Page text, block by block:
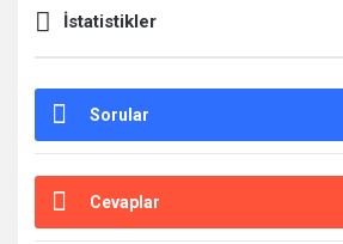
İstatistikler
Sorular
Cevaplar